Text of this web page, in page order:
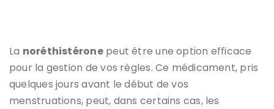
La noréthistéronepeut être une option efficace
pour la gestion de vos règles. Ce médicament, pris
quelques jours avant le début de vos
menstruations, peut, dans certains cas, les